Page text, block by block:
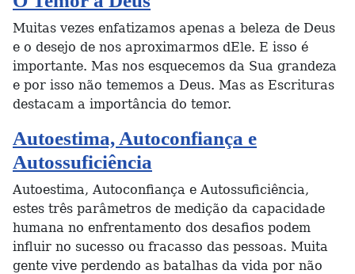
Muitas vezes enfatizamos apenas a beleza de Deus
e o desejo de nos aproximarmos dEle. E isso é
importante. Mas nos esquecemos da Sua grandeza
e por isso não tememos a Deus. Mas as Escrituras
destacam a importância do temor.
Autoestima, Autoconfiança e
Autossuficiência
Autoestima, Autoconfiança e Autossuficiência,
estes três parâmetros de medição da capacidade
humana no enfrentamento dos desafios podem
influir no sucesso ou fracasso das pessoas. Muita
gente vive perdendo as batalhas da vida por não